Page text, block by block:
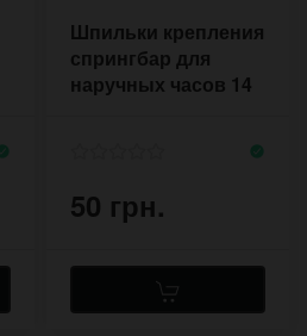
Шпильки крепления
спрингбар для
наручных часов 14
50 грн.